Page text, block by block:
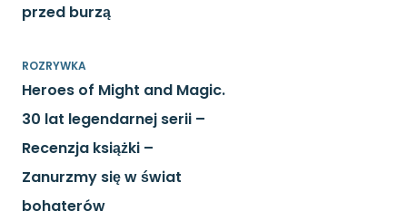
przed burzą
ROZRYWKA
Heroes of Might and Magic.
30 lat legendarnej serii –
Recenzja książki –
Zanurzmy się w świat
bohaterów